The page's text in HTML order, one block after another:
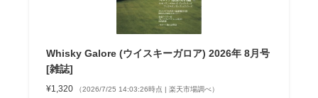
Whisky Galore (ウイスキーガロア) 2026年 8月号
[雑誌]
¥1,320 （2026/7/25 14:03:26時点 | 楽天市場調べ）